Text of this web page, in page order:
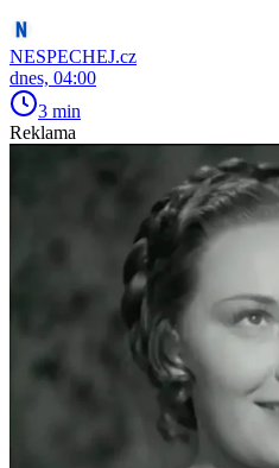
NESPECHEJ.cz
dnes, 04:00
3 min
Reklama